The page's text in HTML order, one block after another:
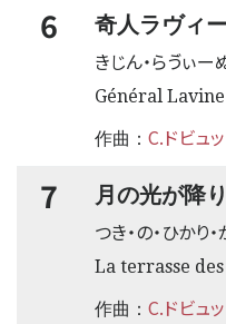
6 奇人ラヴィ
きじん・らゔぃー
Général
作曲： C.ドビュ
7 月の光が降
つき・の・ひかり
La terrasse
作曲： C.ドビュ